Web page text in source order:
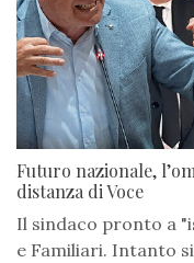
Futuro nazionale,
distanza di Voce
Il sindaco pronto a
e Familiari. Intanto